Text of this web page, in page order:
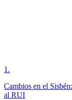
1 .
Cambios en el
al RUI